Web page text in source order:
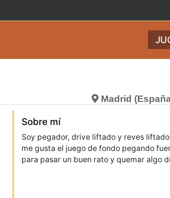
Madrid
Sobre mí
Soy pegador, drive liftado y reves
me gusta el juego de fondo pegando
para pasar un buen rato y quemar algo